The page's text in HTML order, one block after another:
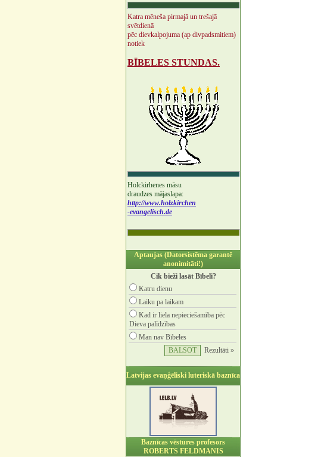
Katra mēneša pirmajā un trešajā
svētdienā
pēc dievkalpojuma (ap divpadsmitiem)
notiek
BĪBELES STUNDAS.
Holckirhenes māsu
draudzes mājaslapa:
http://www.holzkirchen
-evangelisch.de
Aptaujas (Datorsistēma garantē
anonimitāti!)
Cik bieži lasāt Bībeli?
Katru dienu
Laiku pa laikam
Kad ir liela nepieciešamība pēc
Dieva palīdzības
Man nav Bībeles
Rezultāti »
Latvijas evaņģēliski luteriskā baznīca
Baznīcas vēstures profesors
ROBERTS FELDMANIS